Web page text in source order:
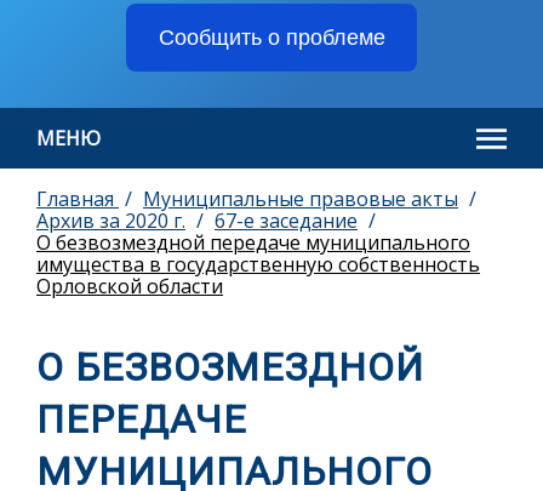
Сообщить о проблеме
МЕНЮ
Главная
Муниципальные правовые акты
Архив за 2020 г.
67-е заседание
О безвозмездной передаче муниципального
имущества в государственную собственность
Орловской области
О БЕЗВОЗМЕЗДНОЙ
ПЕРЕДАЧЕ
МУНИЦИПАЛЬНОГО